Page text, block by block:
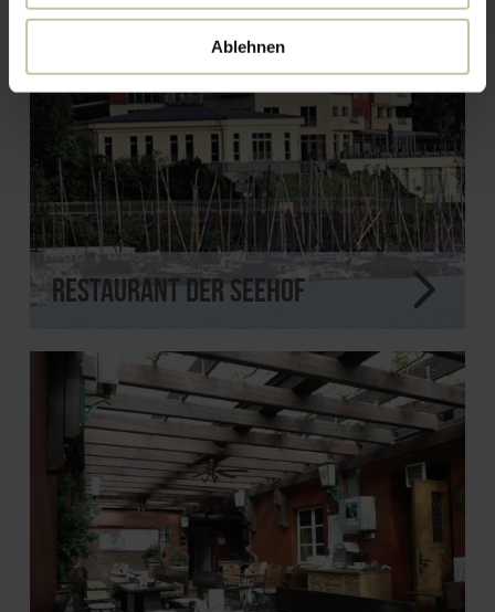
Ablehnen
Restaurant Der Seehof